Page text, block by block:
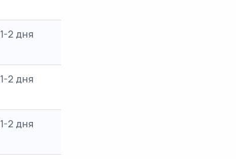
1-2 дня
1-2 дня
1-2 дня